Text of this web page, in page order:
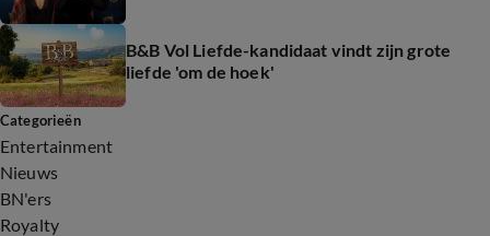
B&B Vol Liefde-kandidaat vindt zijn grote
liefde 'om de hoek'
Categorieën
Entertainment
Nieuws
BN'ers
Royalty